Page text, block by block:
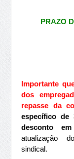
PRAZO
Importante
dos
repasse da
específico de
desconto
atualização
sindical.